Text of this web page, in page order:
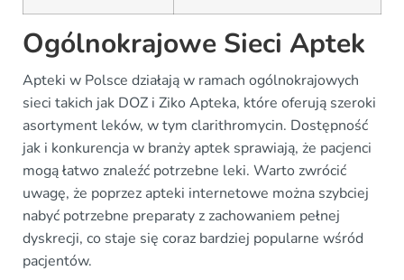
Ogólnokrajowe Sieci Aptek
Apteki w Polsce działają w ramach ogólnokrajowych
sieci takich jak DOZ i Ziko Apteka, które oferują szeroki
asortyment leków, w tym clarithromycin. Dostępność
jak i konkurencja w branży aptek sprawiają, że pacjenci
mogą łatwo znaleźć potrzebne leki. Warto zwrócić
uwagę, że poprzez apteki internetowe można szybciej
nabyć potrzebne preparaty z zachowaniem pełnej
dyskrecji, co staje się coraz bardziej popularne wśród
pacjentów.